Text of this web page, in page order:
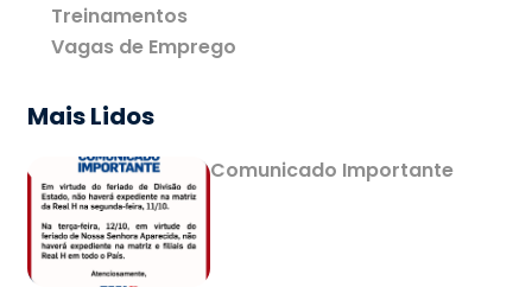
Treinamentos
Vagas de Emprego
Mais Lidos
Comunicado Importante